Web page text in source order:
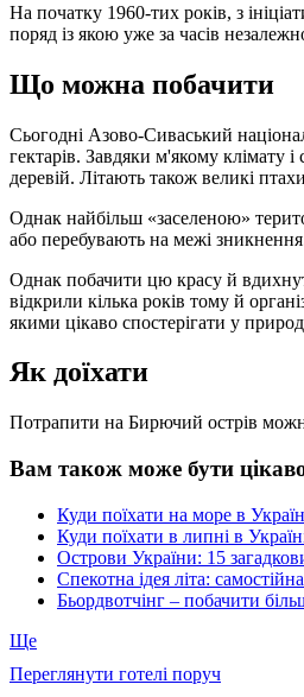
На початку 1960-тих років, з
поряд із якою уже за часів
Що можна побачити
Сьогодні Азово-Сиваський
гектарів. Завдяки м'якому клімату
деревій. Літають також великі
Однак найбільш «заселеною»
або перебувають на межі
Однак побачити цю красу й
відкрили кілька років тому й
якими цікаво спостерігати у
Як доїхати
Потрапити на Бирючий острів
Вам також може бути
Куди поїхати на море в
Куди поїхати в липні в
Острови України: 15
Спекотна ідея літа:
Бьордвотчінг – побачити
Ще
Переглянути готелі поруч